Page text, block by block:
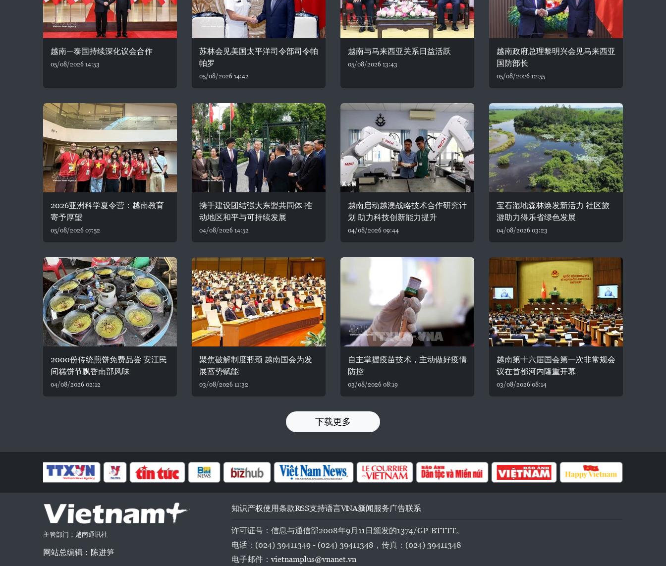
越南—泰国持续深化议会合作
05/08/2026 14:53
苏林会见美国太平洋司令部司令帕
帕罗
05/08/2026 14:42
越南与马来西亚关系日益活跃
05/08/2026 13:43
越南政府总理黎明兴会见马来西亚
国防部长
05/08/2026 12:55
2026亚洲科学夏令营：越南教育
寄予厚望
05/08/2026 07:52
携手建设团结强大东盟共同体 推
动地区和平与可持续发展
04/08/2026 14:52
越南启动越澳战略技术合作研究计
划 助力科技创新能力提升
04/08/2026 09:44
宝石湿地森林焕发新活力 社区旅
游助力得乐省绿色发展
04/08/2026 03:23
2000份传统煎饼免费品尝 安江民
间糕饼节飘香南部风味
04/08/2026 02:12
聚焦破解制度瓶颈 越南国会为发
展蓄势赋能
03/08/2026 11:32
自主掌握疫苗技术，主动做好疫情
防控
03/08/2026 08:19
越南第十六届国会第一次非常规会
议在首都河内隆重开幕
03/08/2026 08:14
下载更多
主管部门：越南通讯社
网站总编辑：陈进笋
知识产权使用条款RSS支持语言VNA新闻服务广告联系
许可证号：信息与通信部2008年9月11日颁发的1374/GP-BTTTT。
电话：(024) 39411349 - (024) 39411348，传真：(024) 39411348
电子邮件：vietnamplus@vnanet.vn